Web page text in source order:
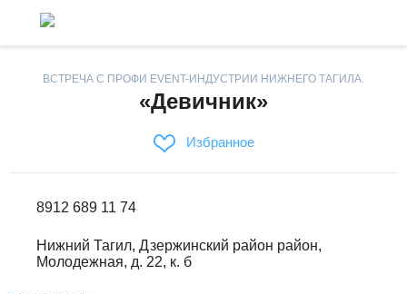
ВСТРЕЧА С ПРОФИ EVENT-ИНДУСТРИИ НИЖНЕГО ТАГИЛА.
«Девичник»
Избранное
8912 689 11 74
Нижний Тагил, Дзержинский район район,
Молодежная, д. 22, к. б